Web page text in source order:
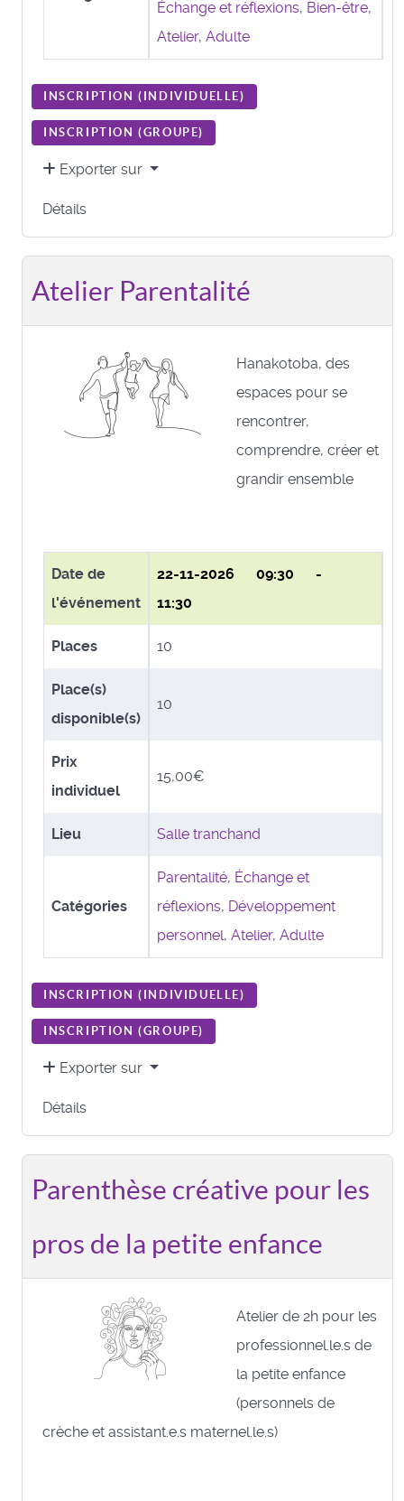
Échange et réflexions, Bien-être,
Atelier, Adulte
INSCRIPTION ( INDIVIDUELLE)
INSCRIPTION (GROUPE)
Exporter sur
Détails
Atelier Parentalité
Hanakotoba, des
espaces pour se
rencontrer,
comprendre, créer et
grandir ensemble
Date de
l'événement
22-11-2026 09:30 -
11:30
Places 10
Place(s)
disponible(s)
10
Prix
individuel
15,00€
Lieu Salle tranchand
Catégories
Parentalité, Échange et
réflexions, Développement
personnel, Atelier, Adulte
INSCRIPTION ( INDIVIDUELLE)
INSCRIPTION (GROUPE)
Exporter sur
Détails
Parenthèse créative pour les
pros de la petite enfance
Atelier de 2h pour les
professionnel.le.s de
la petite enfance
(personnels de
crèche et assistant.e.s maternel.le.s)